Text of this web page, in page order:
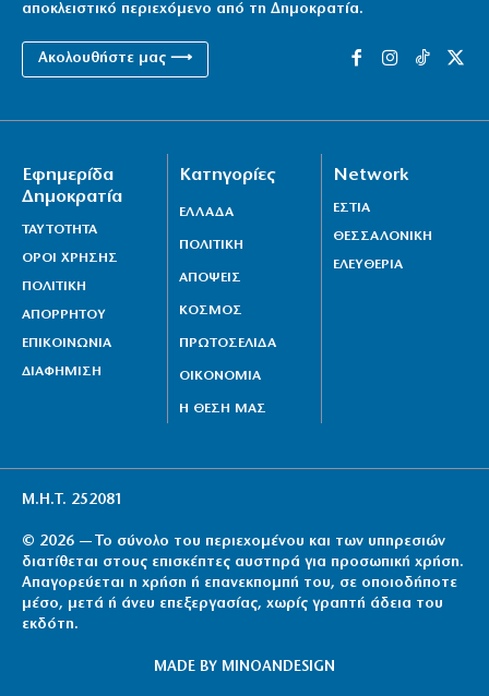
αποκλειστικό περιεχόμενο από τη Δημοκρατία.
Ακολουθήστε μας ⟶
Εφημερίδα
Δημοκρατία
ΤΑΥΤΟΤΗΤΑ
ΟΡΟΙ ΧΡΗΣΗΣ
ΠΟΛΙΤΙΚΗ
ΑΠΟΡΡΗΤΟΥ
ΕΠΙΚΟΙΝΩΝΙΑ
ΔΙΑΦΗΜΙΣΗ
Κατηγορίες
ΕΛΛΑΔΑ
ΠΟΛΙΤΙΚΗ
ΑΠΟΨΕΙΣ
ΚΟΣΜΟΣ
ΠΡΩΤΟΣΕΛΙΔΑ
ΟΙΚΟΝΟΜΙΑ
Η ΘΕΣΗ ΜΑΣ
Network
ΕΣΤΙΑ
ΘΕΣΣΑΛΟΝΙΚΗ
ΕΛΕΥΘΕΡΙΑ
Μ.Η.Τ. 252081
© 2026 — Το σύνολο του περιεχομένου και των υπηρεσιών
διατίθεται στους επισκέπτες αυστηρά για προσωπική χρήση.
Απαγορεύεται η χρήση ή επανεκπομπή του, σε οποιοδήποτε
μέσο, μετά ή άνευ επεξεργασίας, χωρίς γραπτή άδεια του
εκδότη.
MADE BY MINOANDESIGN